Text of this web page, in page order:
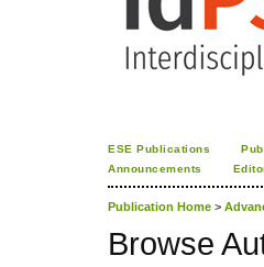
ESE Publications
Announcements
Publication Home >
Browse